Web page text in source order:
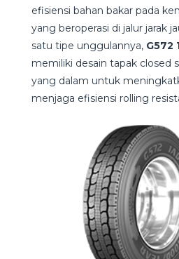
efisiensi bahan bakar pada
yang beroperasi di jalur jarak
satu tipe unggulannya, G572
memiliki desain tapak closed
yang dalam untuk
menjaga efisiensi rolling